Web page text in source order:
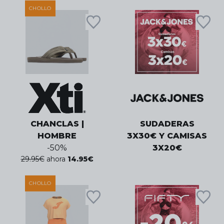
CHOLLO
CHANCLAS |
HOMBRE
-50%
29.95€ ahora 14.95€
SUDADERAS
3X30€ Y CAMISAS
3X20€
CHOLLO